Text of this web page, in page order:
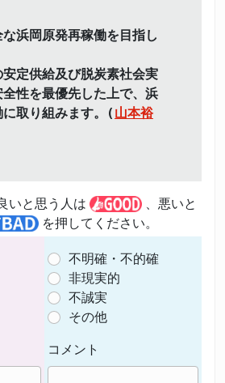
な浜岡原発再稼働を目指し
定供給及び脱炭素社会実
性を最優先した上で、浜
に取り組みます。( 山本裕
いと思う人は
、悪いと
を押してください。
不明確・不的確
非現実的
不誠実
その他
コメント